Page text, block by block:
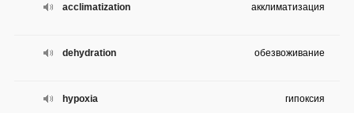
acclimatization акклиматизация
dehydration обезвоживание
hypoxia гипоксия